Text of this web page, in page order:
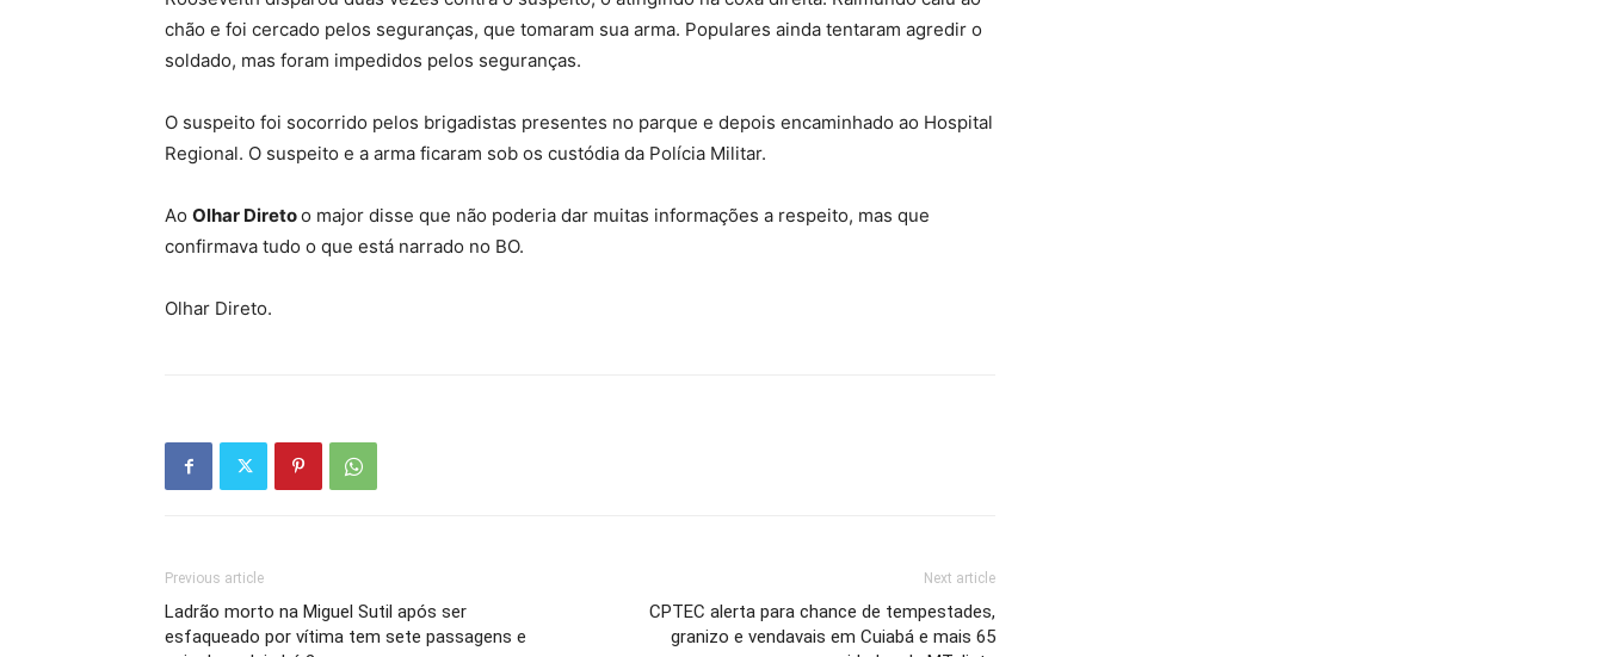
chão e foi cercado pelos seguranças, que tomaram sua arma. Populares ainda tentaram agredir o
soldado, mas foram impedidos pelos seguranças.
O suspeito foi socorrido pelos brigadistas presentes no parque e depois encaminhado ao Hospital
Regional. O suspeito e a arma ficaram sob os custódia da Polícia Militar.
Ao Olhar Diretoo major disse que não poderia dar muitas informações a respeito, mas que
confirmava tudo o que está narrado no BO.
Olhar Direto.
Previous article
Ladrão morto na Miguel Sutil após ser
esfaqueado por vítima tem sete passagens e
Next article
CPTEC alerta para chance de tempestades,
granizo e vendavais em Cuiabá e mais 65